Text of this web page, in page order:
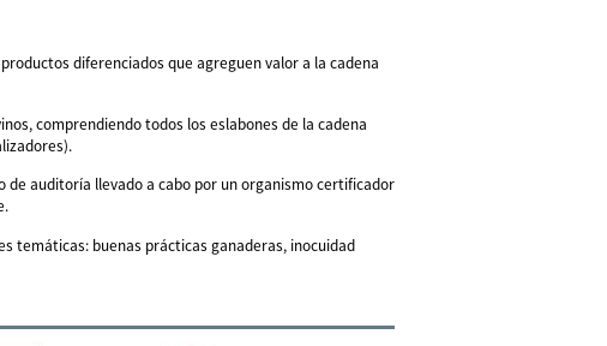
diferenciados que agreguen valor a la cadena
comprendiendo todos los eslabones de la cadena
auditoría llevado a cabo por un organismo certificador
temáticas: buenas prácticas ganaderas, inocuidad